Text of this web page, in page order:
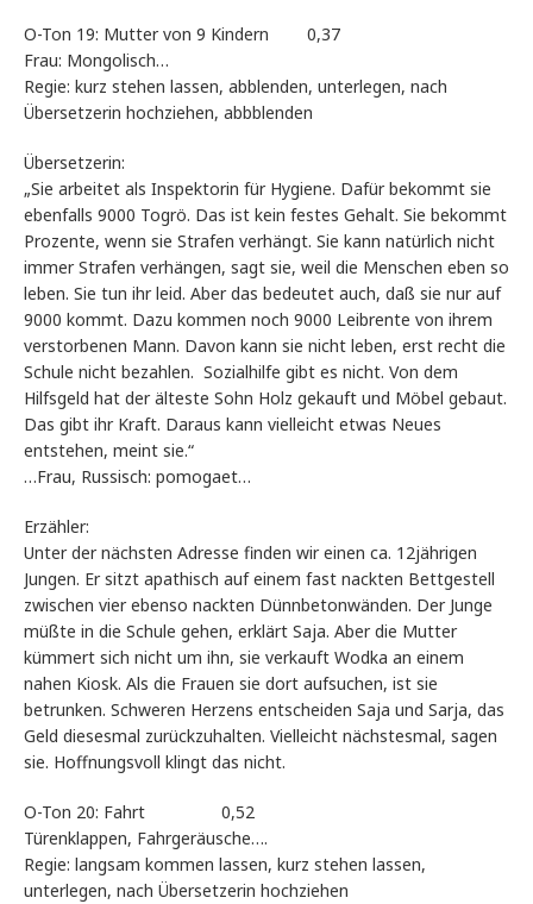
O-Ton 19: Mutter von 9 Kindern 0,37
Frau: Mongolisch…
Regie: kurz stehen lassen, abblenden, unterlegen, nach
Übersetzerin hochziehen, abbblenden
Übersetzerin:
„Sie arbeitet als Inspektorin für Hygiene. Dafür bekommt sie
ebenfalls 9000 Togrö. Das ist kein festes Gehalt. Sie bekommt
Prozente, wenn sie Strafen verhängt. Sie kann natürlich nicht
immer Strafen verhängen, sagt sie, weil die Menschen eben so
leben. Sie tun ihr leid. Aber das bedeutet auch, daß sie nur auf
9000 kommt. Dazu kommen noch 9000 Leibrente von ihrem
verstorbenen Mann. Davon kann sie nicht leben, erst recht die
Schule nicht bezahlen. Sozialhilfe gibt es nicht. Von dem
Hilfsgeld hat der älteste Sohn Holz gekauft und Möbel gebaut.
Das gibt ihr Kraft. Daraus kann vielleicht etwas Neues
entstehen, meint sie.“
…Frau, Russisch: pomogaet…
Erzähler:
Unter der nächsten Adresse finden wir einen ca. 12jährigen
Jungen. Er sitzt apathisch auf einem fast nackten Bettgestell
zwischen vier ebenso nackten Dünnbetonwänden. Der Junge
müßte in die Schule gehen, erklärt Saja. Aber die Mutter
kümmert sich nicht um ihn, sie verkauft Wodka an einem
nahen Kiosk. Als die Frauen sie dort aufsuchen, ist sie
betrunken. Schweren Herzens entscheiden Saja und Sarja, das
Geld diesesmal zurückzuhalten. Vielleicht nächstesmal, sagen
sie. Hoffnungsvoll klingt das nicht.
O-Ton 20: Fahrt 0,52
Türenklappen, Fahrgeräusche….
Regie: langsam kommen lassen, kurz stehen lassen,
unterlegen, nach Übersetzerin hochziehen